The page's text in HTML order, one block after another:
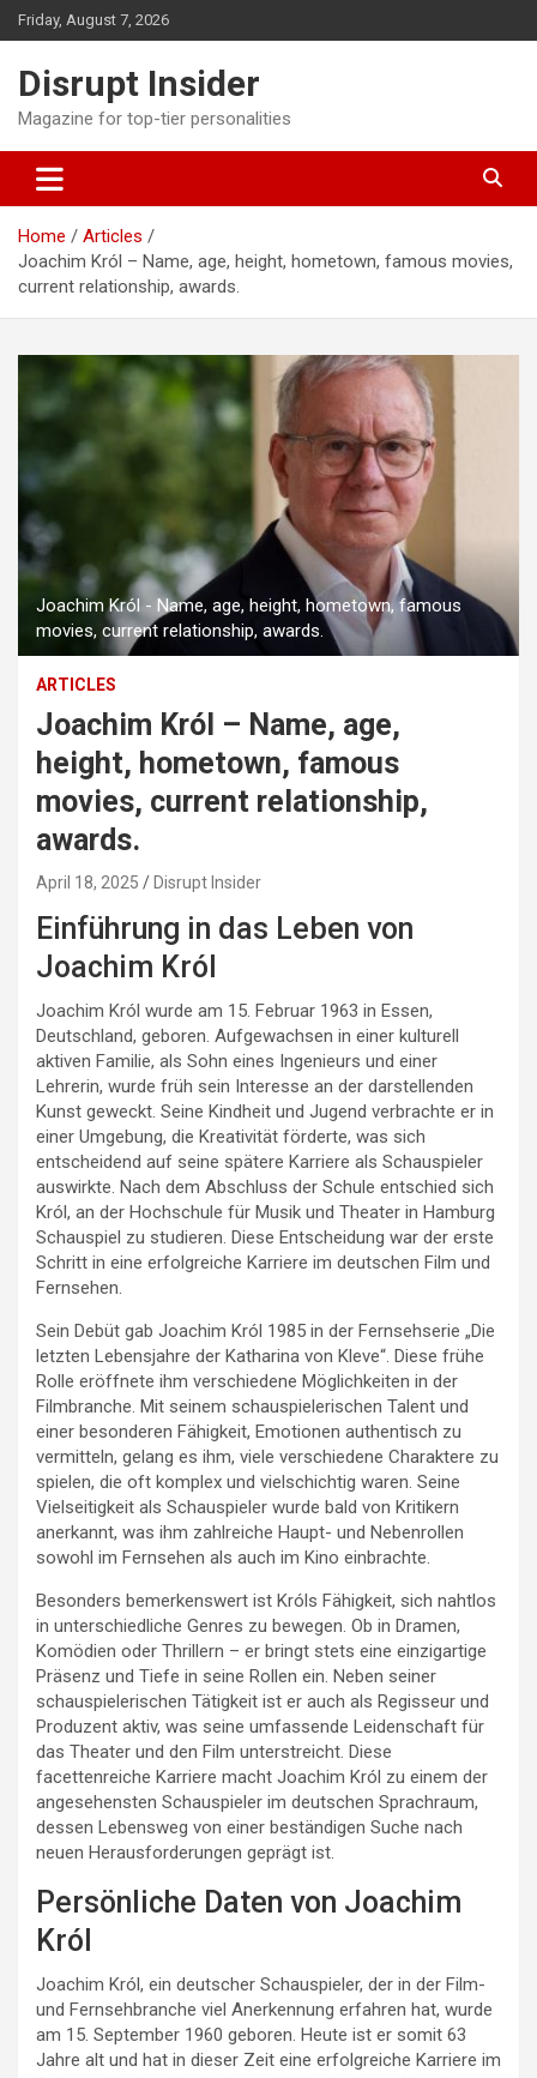
Skip
to
Friday, August 7, 2026
Disrupt Insider
Magazine for top-tier personalities
Home
Articles
Joachim Król – Name, age, height, hometown, famous movies,
current relationship, awards.
Joachim Król - Name, age, height, hometown, famous
movies, current relationship, awards.
ARTICLES
Joachim Król – Name, age,
height, hometown, famous
movies, current relationship,
awards.
April 18, 2025 Disrupt Insider
Einführung in das Leben von
Joachim Król
Joachim Król wurde am 15. Februar 1963 in Essen,
Deutschland, geboren. Aufgewachsen in einer kulturell
aktiven Familie, als Sohn eines Ingenieurs und einer
Lehrerin, wurde früh sein Interesse an der darstellenden
Kunst geweckt. Seine Kindheit und Jugend verbrachte er in
einer Umgebung, die Kreativität förderte, was sich
entscheidend auf seine spätere Karriere als Schauspieler
auswirkte. Nach dem Abschluss der Schule entschied sich
Król, an der Hochschule für Musik und Theater in Hamburg
Schauspiel zu studieren. Diese Entscheidung war der erste
Schritt in eine erfolgreiche Karriere im deutschen Film und
Fernsehen.
Sein Debüt gab Joachim Król 1985 in der Fernsehserie „Die
letzten Lebensjahre der Katharina von Kleve“. Diese frühe
Rolle eröffnete ihm verschiedene Möglichkeiten in der
Filmbranche. Mit seinem schauspielerischen Talent und
einer besonderen Fähigkeit, Emotionen authentisch zu
vermitteln, gelang es ihm, viele verschiedene Charaktere zu
spielen, die oft komplex und vielschichtig waren. Seine
Vielseitigkeit als Schauspieler wurde bald von Kritikern
anerkannt, was ihm zahlreiche Haupt- und Nebenrollen
sowohl im Fernsehen als auch im Kino einbrachte.
Besonders bemerkenswert ist Króls Fähigkeit, sich nahtlos
in unterschiedliche Genres zu bewegen. Ob in Dramen,
Komödien oder Thrillern – er bringt stets eine einzigartige
Präsenz und Tiefe in seine Rollen ein. Neben seiner
schauspielerischen Tätigkeit ist er auch als Regisseur und
Produzent aktiv, was seine umfassende Leidenschaft für
das Theater und den Film unterstreicht. Diese
facettenreiche Karriere macht Joachim Król zu einem der
angesehensten Schauspieler im deutschen Sprachraum,
dessen Lebensweg von einer beständigen Suche nach
neuen Herausforderungen geprägt ist.
Persönliche Daten von Joachim
Król
Joachim Król, ein deutscher Schauspieler, der in der Film-
und Fernsehbranche viel Anerkennung erfahren hat, wurde
am 15. September 1960 geboren. Heute ist er somit 63
Jahre alt und hat in dieser Zeit eine erfolgreiche Karriere im